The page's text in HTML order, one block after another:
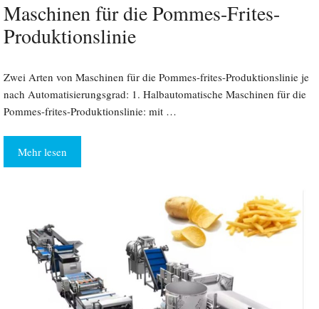
Maschinen für die Pommes-Frites-
Produktionslinie
Zwei Arten von Maschinen für die Pommes-frites-Produktionslinie je
nach Automatisierungsgrad: 1. Halbautomatische Maschinen für die
Pommes-frites-Produktionslinie: mit …
Mehr lesen